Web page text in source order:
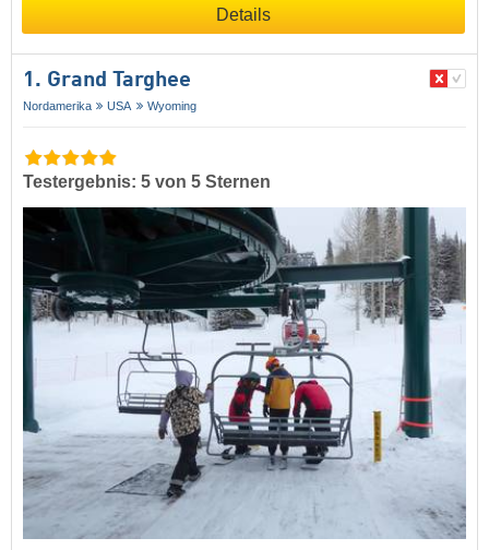
Details
1. Grand Targhee
Nordamerika USA Wyoming
Testergebnis: 5 von 5 Sternen